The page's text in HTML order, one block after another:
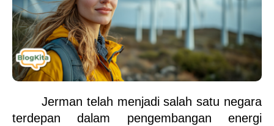
Jerman telah menjadi salah satu negara
terdepan dalam pengembangan energi